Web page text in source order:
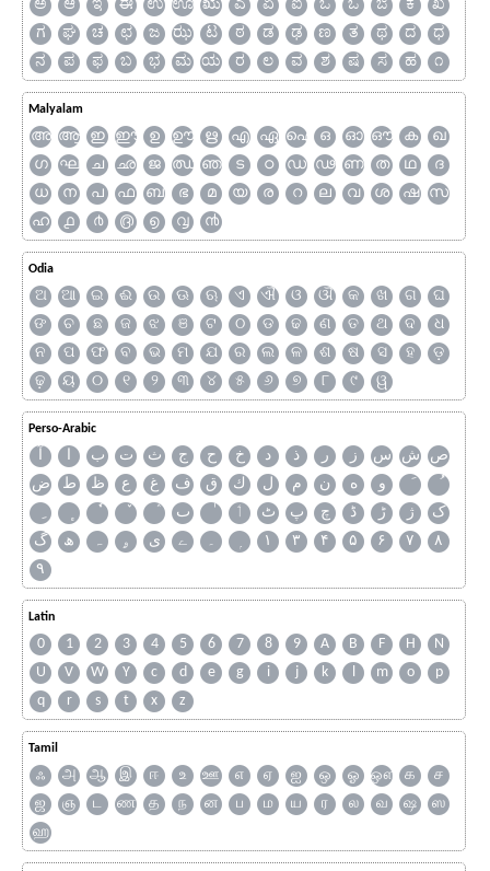
ಅ ಆ ಇ ಈ ಉ ಊ ಋ ಎ ಏ ಐ ಒ ಓ ಔ ಕ
ಖ
ಗ
ಘ ಚ ಛ ಜ ಝ ಟ ಠ ಡ ಢ ಣ ತ ಥ ದ
ಧ
ನ
ಪ ಫ ಬ ಭ ಮ ಯ ರ ಲ ವ ಶ ಷ ಸ ಹ ೧
Malyalam
അ ആ ഇ ഈ ഉ ഊ ഋ എ ഏ ഐ ഒ ഓ ഔ ക
ഖ
ഗ
ഘ ച ഛ ജ ഝ ഞ ട ഠ ഡ ഢ ണ ത ഥ
ദ
ധ
ന പ ഫ ബ ഭ മ യ ര റ ല വ ശ ഷ
സ
ഹ
൧ ൪ ൫ ൭ ൮ ൯
Odia
ଅ ଆ ଇ ଈ ଉ ଊ ଋ ଏ ଐ ଓ ଔ କ ଖ ଗ
ଘ
ଙ
ଚ ଛ ଜ ଝ ଞ ଟ ଠ ଡ ଢ ଣ ତ ଥ ଦ
ଧ
ନ
ପ ଫ ବ ଭ ମ ଯ ର ଲ ଳ ଶ ଷ ସ ହ
ଡ଼
ଢ଼
ୟ ୦ ୧ ୨ ୩ ୪ ୫ ୬ ୭ ୮ ୯ ୱ
Perso-Arabic
آ ا ب ت ث ج ح خ د ذ ر ز س ش ص
ض
ط ظ ع غ ف ق ك ل م ن ه
و
ٮ
ٲ ٹ پ چ ڈ ڑ ژ
ک
گ
ھ ہ ۄ ی ے ۔ ۱ ۳ ۴ ۵ ۶ ۷
۸
۹
Latin
0 1 2 3 4 5 6 7 8 9 A B F H
N
U
V W Y c d e g i j k l m o
p
q
r s t x z
Tamil
ஃ அ ஆ இ ஈ உ ஊ எ ஏ ஐ ஒ ஓ ஔ க
ச
ஜ
ஞ ட ண த ந ன ப ம ய ர ல வ ஷ
ஸ
ஹ